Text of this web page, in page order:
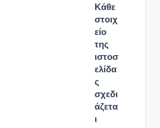
Κάθε
στοιχ
είο
της
ιστοσ
ελίδα
ς
σχεδι
άζετα
ι